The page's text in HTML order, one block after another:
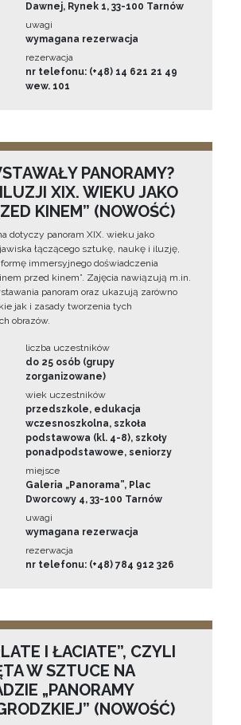
Dawnej, Rynek 1, 33-100 Tarnów
uwagi
wymagana rezerwacja
rezerwacja
nr telefonu: (+48) 14 621 21 49
wew. 101
PANORAMY?
XIX. WIEKU JAKO
KINEM” (NOWOŚĆ)
dotyczy panoram XIX. wieku jako
łączącego sztukę, naukę i iluzję,
formę immersyjnego doświadczenia
przed kinem”. Zajęcia nawiązują m.in.
panoram oraz ukazują zarówno
jak i zasady tworzenia tych
obrazów.
liczba uczestników
do 25 osób (grupy
zorganizowane)
wiek uczestników
przedszkole, edukacja
wczesnoszkolna, szkoła
podstawowa (kl. 4-8), szkoły
ponadpodstawowe, seniorzy
miejsce
Galeria „Panorama”, Plac
Dworcowy 4, 33-100 Tarnów
uwagi
wymagana rezerwacja
rezerwacja
nr telefonu: (+48) 784 912 326
I ŁACIATE”, CZYLI
W SZTUCE NA
„PANORAMY
(NOWOŚĆ)